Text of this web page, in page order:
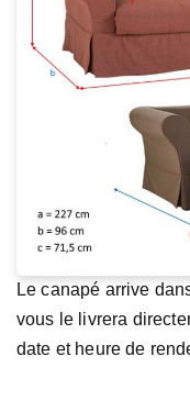
Le canapé arrive
vous le livrera
date et heure de